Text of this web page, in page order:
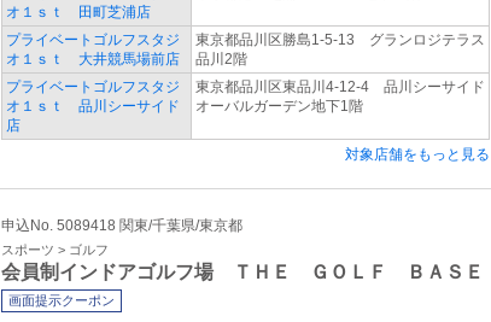
オ１ｓｔ 田町芝浦店
プライベートゴルフスタジ
オ１ｓｔ 大井競馬場前店
東京都品川区勝島1-5-13 グランロジテラス
品川2階
プライベートゴルフスタジ
オ１ｓｔ 品川シーサイド
店
東京都品川区東品川4-12-4 品川シーサイド
オーバルガーデン地下1階
対象店舗をもっと見る
申込No. 5089418 関東/千葉県/東京都
スポーツ > ゴルフ
会員制インドアゴルフ場 ＴＨＥ ＧＯＬＦ ＢＡＳＥ
画面提示クーポン